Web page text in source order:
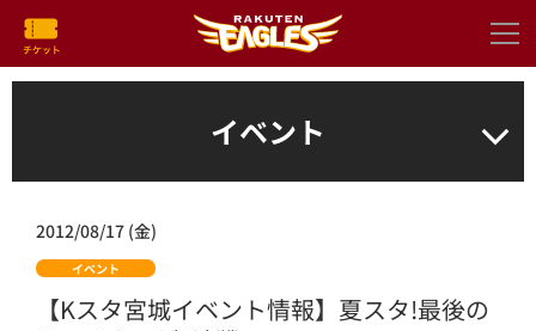
イベント
2012/08/17 (金)
イベント
【Kスタ宮城イベント情報】夏スタ!最後の